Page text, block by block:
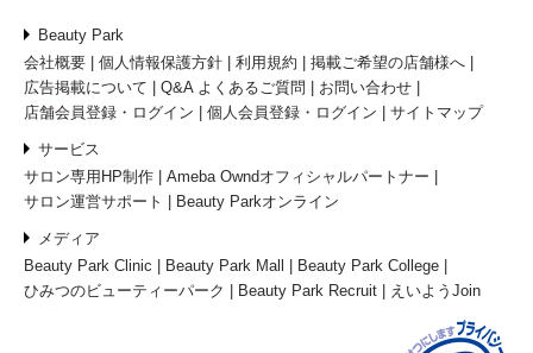
Beauty Park
会社概要
個人情報保護方針 利用規約
掲載ご希望の店舗様へ
広告掲載について
Q&A よくあるご質問
お問い合わせ
店舗会員登録・ログイン
個人会員登録・ログイン サイトマップ
サービス
サロン専用HP制作
Ameba Owndオフィシャルパートナー
サロン運営サポート
Beauty Parkオンライン
メディア
Beauty Park Clinic
Beauty Park Mall
Beauty Park College
ひみつのビューティーパーク
Beauty Park Recruit えいようJoin